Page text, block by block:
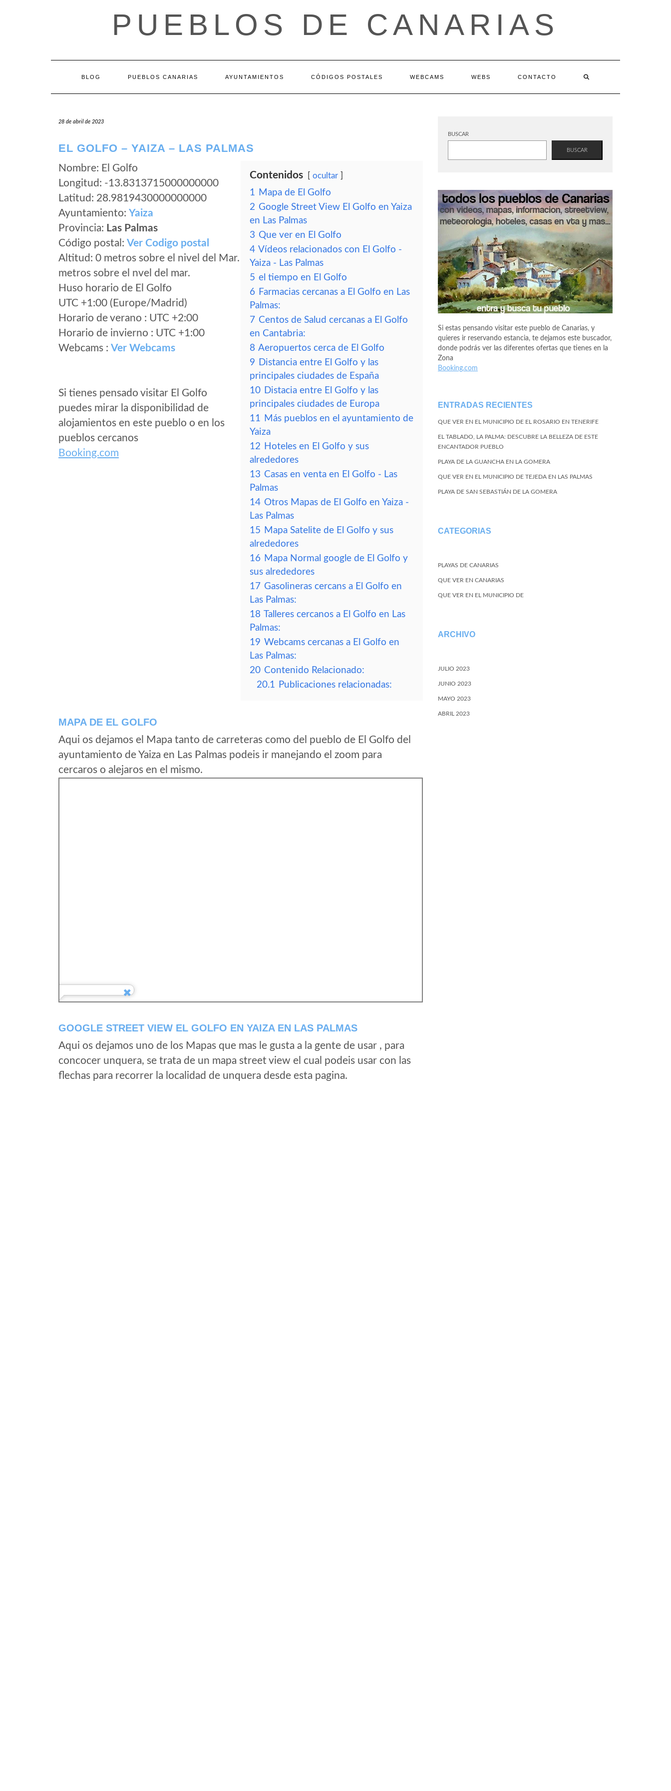
PUEBLOS DE CANARIAS
BLOG PUEBLOS CANARIAS AYUNTAMIENTOS CÓDIGOS POSTALES WEBCAMS WEBS CONTACTO
28 de abril de 2023
EL GOLFO – YAIZA – LAS PALMAS
Nombre: El Golfo
Longitud: -13.8313715000000000
Latitud: 28.9819430000000000
Ayuntamiento: Yaiza
Provincia: Las Palmas
Código postal: Ver Codigo postal
Altitud: 0 metros sobre el nivel del Mar.
metros sobre el nvel del mar.
Huso horario de El Golfo
UTC +1:00 (Europe/Madrid)
Horario de verano : UTC +2:00
Horario de invierno : UTC +1:00
Webcams : Ver Webcams
Si tienes pensado visitar El Golfo
puedes mirar la disponibilidad de
alojamientos en este pueblo o en los
pueblos cercanos
Booking.com
Contenidos ocultar
1 Mapa de El Golfo
2 Google Street View El Golfo en Yaiza
en Las Palmas
3 Que ver en El Golfo
4 Vídeos relacionados con El Golfo -
Yaiza - Las Palmas
5 el tiempo en El Golfo
6 Farmacias cercanas a El Golfo en Las
Palmas:
7 Centos de Salud cercanas a El Golfo
en Cantabria:
8 Aeropuertos cerca de El Golfo
9 Distancia entre El Golfo y las
principales ciudades de España
10 Distacia entre El Golfo y las
principales ciudades de Europa
11 Más pueblos en el ayuntamiento de
Yaiza
12 Hoteles en El Golfo y sus
alrededores
13 Casas en venta en El Golfo - Las
Palmas
14 Otros Mapas de El Golfo en Yaiza -
Las Palmas
15 Mapa Satelite de El Golfo y sus
alrededores
16 Mapa Normal google de El Golfo y
sus alrededores
17 Gasolineras cercans a El Golfo en
Las Palmas:
18 Talleres cercanos a El Golfo en Las
Palmas:
19 Webcams cercanas a El Golfo en
Las Palmas:
20 Contenido Relacionado:
20.1 Publicaciones relacionadas:
MAPA DE EL GOLFO
Aqui os dejamos el Mapa tanto de carreteras como del pueblo de El Golfo del
ayuntamiento de Yaiza en Las Palmas podeis ir manejando el zoom para
cercaros o alejaros en el mismo.
GOOGLE STREET VIEW EL GOLFO EN YAIZA EN LAS PALMAS
Aqui os dejamos uno de los Mapas que mas le gusta a la gente de usar , para
concocer unquera, se trata de un mapa street view el cual podeis usar con las
flechas para recorrer la localidad de unquera desde esta pagina.
BUSCAR
BUSCAR
Si estas pensando visitar este pueblo de Canarias, y
quieres ir reservando estancia, te dejamos este buscador,
donde podrás ver las diferentes ofertas que tienes en la
Zona
Booking.com
ENTRADAS RECIENTES
QUE VER EN EL MUNICIPIO DE EL ROSARIO EN TENERIFE
EL TABLADO, LA PALMA: DESCUBRE LA BELLEZA DE ESTE
ENCANTADOR PUEBLO
PLAYA DE LA GUANCHA EN LA GOMERA
QUE VER EN EL MUNICIPIO DE TEJEDA EN LAS PALMAS
PLAYA DE SAN SEBASTIÁN DE LA GOMERA
CATEGORIAS
PLAYAS DE CANARIAS
QUE VER EN CANARIAS
QUE VER EN EL MUNICIPIO DE
ARCHIVO
JULIO 2023
JUNIO 2023
MAYO 2023
ABRIL 2023